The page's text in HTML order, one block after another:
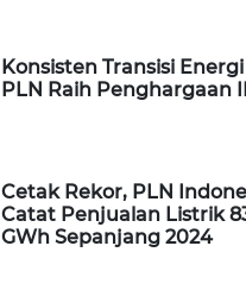
Konsisten Transisi
PLN Raih Penghargaan
Cetak Rekor, PLN
Catat Penjualan Listrik
GWh Sepanjang 2024